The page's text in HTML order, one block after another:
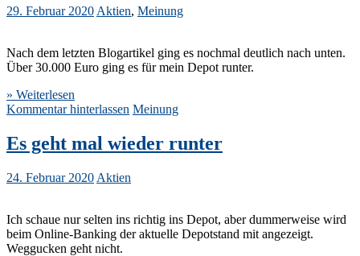
29. Februar 2020 Aktien, Meinung
Nach dem letzten Blogartikel ging es nochmal deutlich nach unten.
Über 30.000 Euro ging es für mein Depot runter.
» Weiterlesen
Kommentar hinterlassen Meinung
Es geht mal wieder runter
24. Februar 2020 Aktien
Ich schaue nur selten ins richtig ins Depot, aber dummerweise wird
beim Online-Banking der aktuelle Depotstand mit angezeigt.
Weggucken geht nicht.